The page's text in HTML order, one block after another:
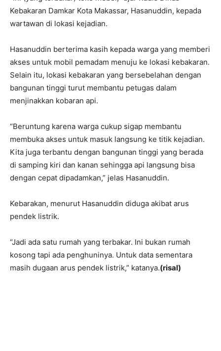
Kebakaran Damkar Kota Makassar, Hasanuddin, kepada
wartawan di lokasi kejadian.
Hasanuddin berterima kasih kepada warga yang memberi
akses untuk mobil pemadam menuju ke lokasi kebakaran.
Selain itu, lokasi kebakaran yang bersebelahan dengan
bangunan tinggi turut membantu petugas dalam
menjinakkan kobaran api.
“Beruntung karena warga cukup sigap membantu
membuka akses untuk masuk langsung ke titik kejadian.
Kita juga terbantu dengan bangunan tinggi yang berada
di samping kiri dan kanan sehingga api langsung bisa
dengan cepat dipadamkan,” jelas Hasanuddin.
Kebarakan, menurut Hasanuddin diduga akibat arus
pendek listrik.
“Jadi ada satu rumah yang terbakar. Ini bukan rumah
kosong tapi ada penghuninya. Untuk data sementara
masih dugaan arus pendek listrik,” katanya.(risal)